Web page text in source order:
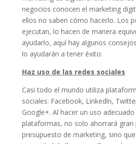
negocios conocen el marketing
ellos no saben cómo hacerlo. Los
ejecutan, lo hacen de manera
ayudarlo, aquí hay algunos
lo ayudarán a tener éxito:
Haz uso de las redes sociales
Casi todo el mundo utiliza
sociales: Facebook, Linkedln,
Google+. Al hacer un uso adecuado
plataformas, no solo ahorrará gran
presupuesto de marketing, sino